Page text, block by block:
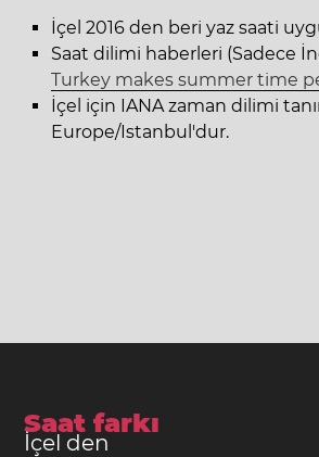
İçel 2016 den beri yaz saati
Saat dilimi haberleri (Sadece
Turkey makes summer time
İçel için IANA zaman dilimi
Europe/Istanbul'dur.
Saat farkı
İçel den